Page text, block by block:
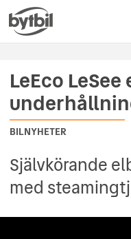
LeEco
BILNYHETER
Självkörande
med